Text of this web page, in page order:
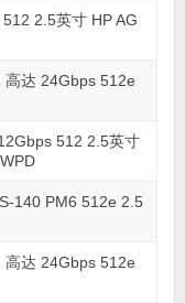
2.5英寸 HP AG
高达 24Gbps 512e
512 2.5英寸
140 PM6 512e 2.5
高达 24Gbps 512e